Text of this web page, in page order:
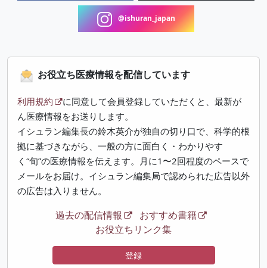
@ishuran_japan
お役立ち医療情報を配信しています
利用規約
に同意して会員登録していただくと、最新が
ん医療情報をお送りします。
イシュラン編集長の鈴木英介が独自の切り口で、科学的根
拠に基づきながら、一般の方に面白く・わかりやす
く“旬”の医療情報を伝えます。月に1〜2回程度のペースで
メールをお届け。イシュラン編集局で認められた広告以外
の広告は入りません。
過去の配信情報
おすすめ書籍
お役立ちリンク集
登録